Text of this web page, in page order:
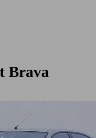
Brava